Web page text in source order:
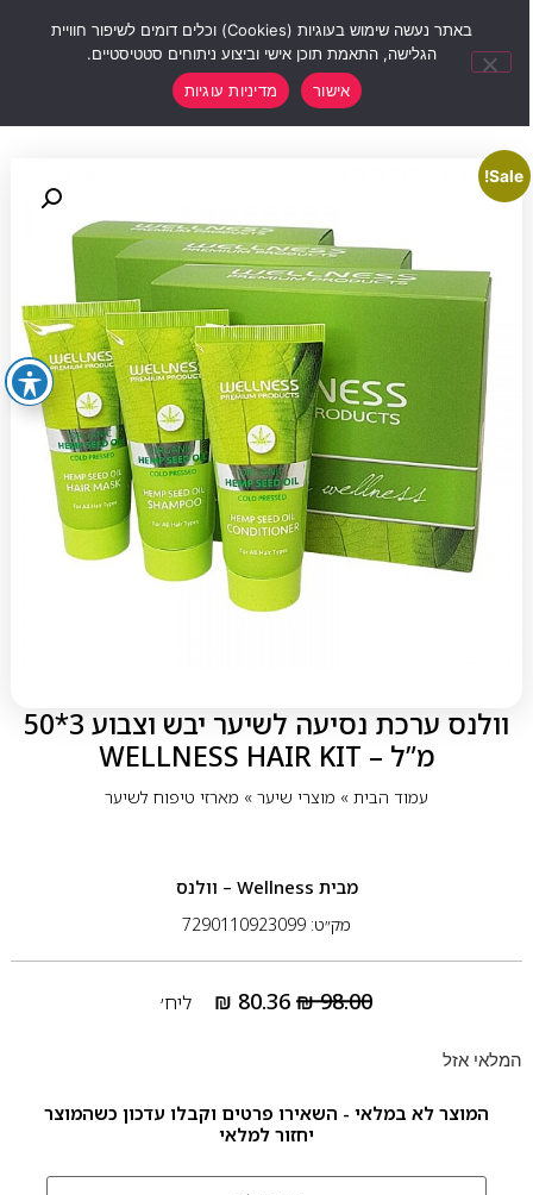
Sale!
וולנס ערכת נסיעה לשיער יבש וצבוע 3*50
מ”ל – WELLNESS HAIR KIT
עמוד הבית» מוצרי שיער» מארזי טיפוח לשיער
מבית Wellness – וולנס
מק״ט: 7290110923099
₪98.00
₪ 80.36 ליח׳
המלאי אזל
המוצר לא במלאי - השאירו פרטים וקבלו עדכון כשהמוצר
יחזור למלאי
באתר נעשה שימוש בעוגיות (Cookies) וכלים דומים לשיפור חוויית
הגלישה, התאמת תוכן אישי וביצוע ניתוחים סטטיסטיים.
אישור
מדיניות עוגיות